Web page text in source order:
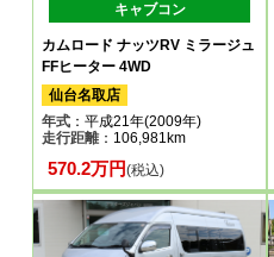
キャブコン
カムロード ナッツRV ミラージュ
FFヒーター 4WD
仙台名取店
年式 ：平成21年(2009年)
走行距離：106,981km
570.2万円(税込)